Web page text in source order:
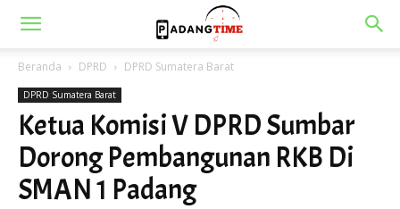
Beranda DPRD DPRD Sumatera Barat
DPRD Sumatera Barat
Ketua Komisi V DPRD Sumbar
Dorong Pembangunan RKB Di
SMAN 1 Padang